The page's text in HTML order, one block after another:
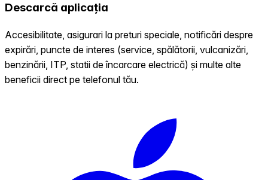
Descarcă aplicația
Accesibilitate, asigurari la preturi speciale, notificări despre
expirări, puncte de interes (service, spălătorii, vulcanizări,
benzinării, ITP, statii de încarcare electrică) și multe alte
beneficii direct pe telefonul tău.